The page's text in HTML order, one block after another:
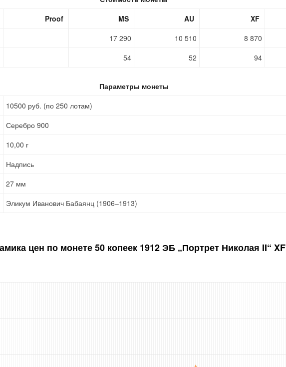
Proof MS AU XF
17 290 10 510 8 870
54 52 94
Параметры монеты
10500 руб. (по 250 лотам)
Серебро 900
10,00 г
Надпись
27 мм
Эликум Иванович Бабаянц (1906–1913)
цен по монете50 копеек 1912 ЭБ „Портрет Николая II“ XF